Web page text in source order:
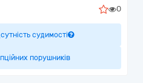
0
судимості
порушників